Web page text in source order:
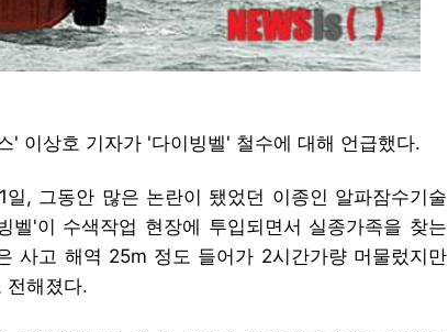
' 이상호 기자가 '다이빙벨' 철수에 대해 언급했다.
, 그동안 많은 논란이 됐었던 이종인 알파잠수기술
벨'이 수색작업 현장에 투입되면서 실종가족을 찾는
사고 해역 25m 정도 들어가 2시간가량 머물렀지만
전해졌다.